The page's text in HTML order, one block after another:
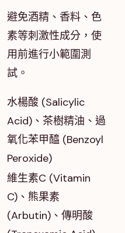
避免酒精、香料、色
素等刺激性成分，使
用前進行小範圍測
試。
水楊酸 (Salicylic
Acid)、茶樹精油、過
氧化苯甲醯 (Benzoyl
Peroxide)
維生素C (Vitamin
C)、熊果素
(Arbutin)、傳明酸